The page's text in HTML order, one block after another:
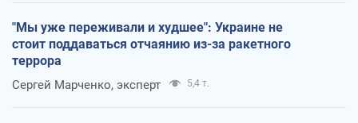
"Мы уже переживали и худшее": Украине не
стоит поддаваться отчаянию из-за ракетного
террора
Сергей Марченко, эксперт 5,4 т.